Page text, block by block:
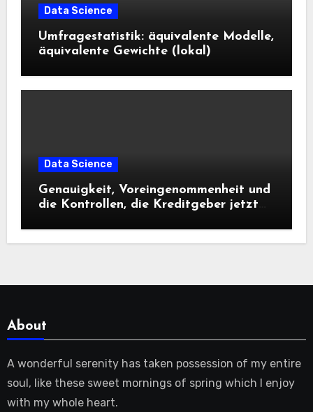
Data Science
Umfragestatistik: äquivalente Modelle,
äquivalente Gewichte (lokal)
Data Science
Genauigkeit, Voreingenommenheit und
die Kontrollen, die Kreditgeber jetzt
About
A wonderful serenity has taken possession of my entire
soul, like these sweet mornings of spring which I enjoy
with my whole heart.